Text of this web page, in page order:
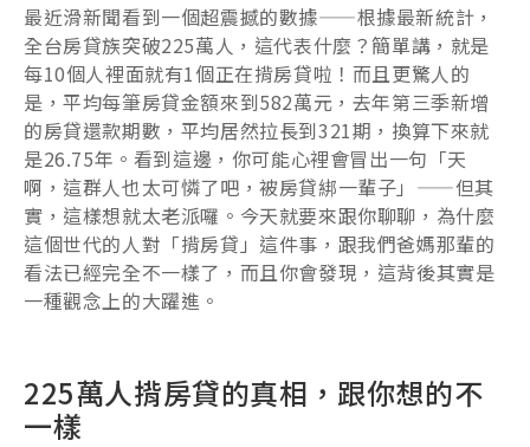
最近滑新聞看到一個超震撼的數據——根據最新統計，
全台房貸族突破225萬人，這代表什麼？簡單講，就是
每10個人裡面就有1個正在揹房貸啦！而且更驚人的
是，平均每筆房貸金額來到582萬元，去年第三季新增
的房貸還款期數，平均居然拉長到321期，換算下來就
是26.75年。看到這邊，你可能心裡會冒出一句「天
啊，這群人也太可憐了吧，被房貸綁一輩子」——但其
實，這樣想就太老派囉。今天就要來跟你聊聊，為什麼
這個世代的人對「揹房貸」這件事，跟我們爸媽那輩的
看法已經完全不一樣了，而且你會發現，這背後其實是
一種觀念上的大躍進。
225萬人揹房貸的真相，跟你想的不
一樣